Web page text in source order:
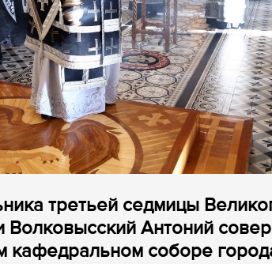
третьей седмицы
Волковысский Антоний
кафедральном соборе